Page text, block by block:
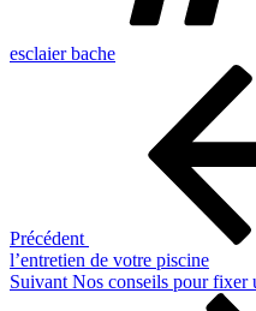
esclaier bache
Précédent
l’entretien de votre piscine
Article
Suivant Nos conseils pour fixer